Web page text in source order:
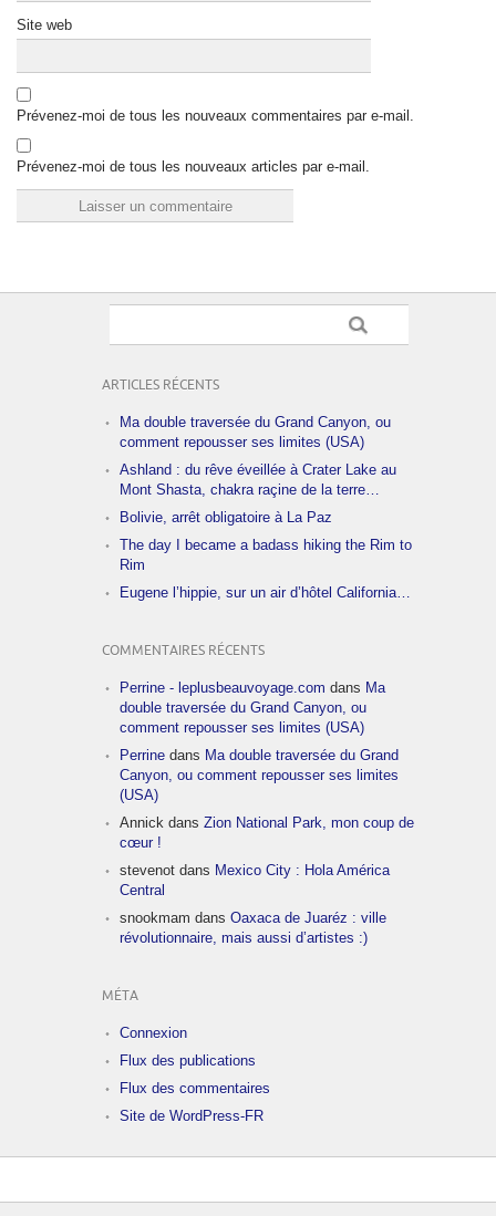
Site web
Prévenez-moi de tous les nouveaux commentaires par e-mail.
Prévenez-moi de tous les nouveaux articles par e-mail.
ARTICLES RÉCENTS
Ma double traversée du Grand Canyon, ou
comment repousser ses limites (USA)
Ashland : du rêve éveillée à Crater Lake au
Mont Shasta, chakra raçine de la terre…
Bolivie, arrêt obligatoire à La Paz
The day I became a badass hiking the Rim to
Rim
Eugene l’hippie, sur un air d’hôtel California…
COMMENTAIRES RÉCENTS
Perrine - leplusbeauvoyage.com dans Ma
double traversée du Grand Canyon, ou
comment repousser ses limites (USA)
Perrine dans Ma double traversée du Grand
Canyon, ou comment repousser ses limites
(USA)
Annick dans Zion National Park, mon coup de
cœur !
stevenot dans Mexico City : Hola América
Central
snookmam dans Oaxaca de Juaréz : ville
révolutionnaire, mais aussi d’artistes :)
MÉTA
Connexion
Flux des publications
Flux des commentaires
Site de WordPress-FR